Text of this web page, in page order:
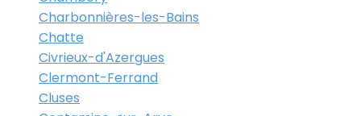
Charbonnières-les-Bains
Chatte
Civrieux-d'Azergues
Clermont-Ferrand
Cluses